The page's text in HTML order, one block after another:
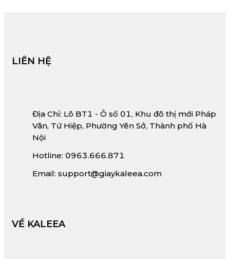
LIÊN HỆ
Địa Chỉ: Lô BT1 - Ô số 01, Khu đô thị mới Pháp
Vân, Tứ Hiệp, Phường Yên Sở, Thành phố Hà
Nội
Hotline: 0963.666.871
Email: support@giaykaleea.com
VỀ KALEEA